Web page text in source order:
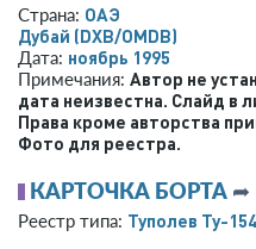
Страна: ОАЭ
Дубай (DXB/OMDB)
Дата: ноябрь 1995
Примечания: Автор не
дата неизвестна. Слайд в
Права кроме авторства
Фото для реестра.
КАРТОЧКА БОРТА ➦
Реестр типа: Туполев Ту-154